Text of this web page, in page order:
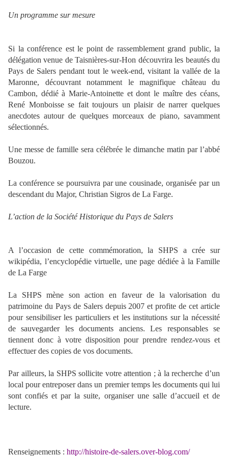
Un programme sur mesure
Si la conférence est le point de rassemblement grand public, la
délégation venue de Taisnières-sur-Hon découvrira les beautés du
Pays de Salers pendant tout le week-end, visitant la vallée de la
Maronne, découvrant notamment le magnifique château du
Cambon, dédié à Marie-Antoinette et dont le maître des céans,
René Monboisse se fait toujours un plaisir de narrer quelques
anecdotes autour de quelques morceaux de piano, savamment
sélectionnés.
Une messe de famille sera célébrée le dimanche matin par l’abbé
Bouzou.
La conférence se poursuivra par une cousinade, organisée par un
descendant du Major, Christian Sigros de La Farge.
L’action de la Société Historique du Pays de Salers
A l’occasion de cette commémoration, la SHPS a crée sur
wikipédia, l’encyclopédie virtuelle, une page dédiée à la Famille
de La Farge
La SHPS mène son action en faveur de la valorisation du
patrimoine du Pays de Salers depuis 2007 et profite de cet article
pour sensibiliser les particuliers et les institutions sur la nécessité
de sauvegarder les documents anciens. Les responsables se
tiennent donc à votre disposition pour prendre rendez-vous et
effectuer des copies de vos documents.
Par ailleurs, la SHPS sollicite votre attention ; à la recherche d’un
local pour entreposer dans un premier temps les documents qui lui
sont confiés et par la suite, organiser une salle d’accueil et de
lecture.
Renseignements : http://histoire-de-salers.over-blog.com/